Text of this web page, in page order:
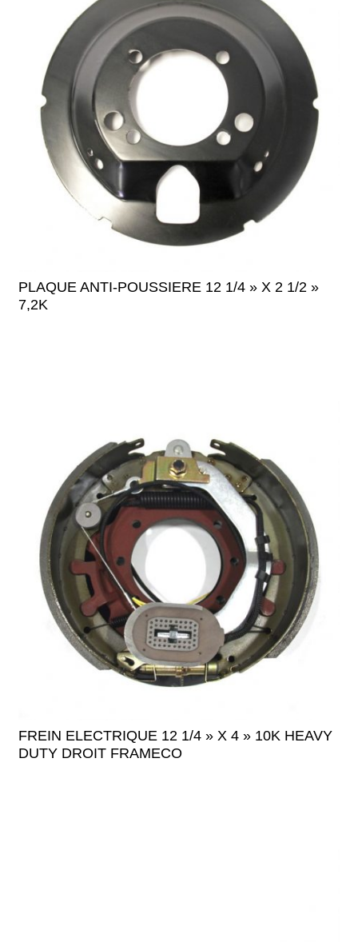
PLAQUE ANTI-POUSSIERE 12 1/4 » X 2 1/2 »
7,2K
FREIN ELECTRIQUE 12 1/4 » X 4 » 10K HEAVY
DUTY DROIT FRAMECO